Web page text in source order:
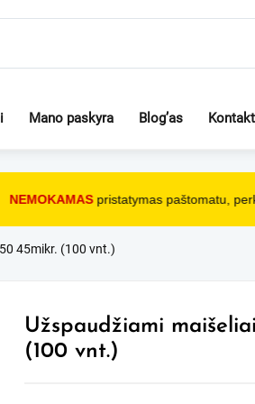
Mano paskyra Blog’as
NEMOKAMASpristatymas paštomatu,
45mikr. (100 vnt.)
Užspaudžiami
(100 vnt.)